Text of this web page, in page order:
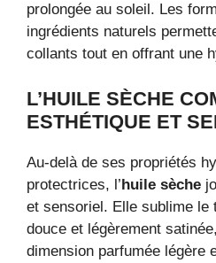
prolongée au soleil. Les
ingrédients naturels
collants tout en offrant une
L’HUILE SÈCHE
ESTHÉTIQUE ET
Au-delà de ses propriétés
protectrices, l’huile sèche
et sensoriel. Elle sublime le
douce et légèrement
dimension parfumée légère